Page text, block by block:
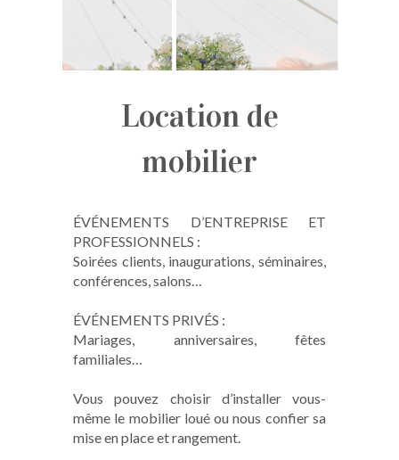
Location de
mobilier
ÉVÉNEMENTS D’ENTREPRISE ET
PROFESSIONNELS :
Soirées clients, inaugurations, séminaires,
conférences, salons…
ÉVÉNEMENTS PRIVÉS :
Mariages, anniversaires, fêtes
familiales…
Vous pouvez choisir d’installer vous-
même le mobilier loué ou nous confier sa
mise en place et rangement.